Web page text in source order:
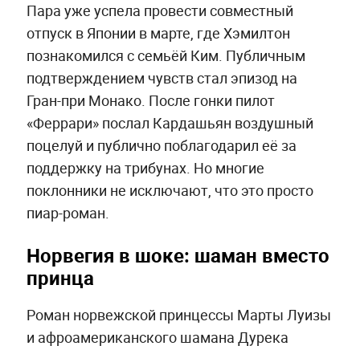
Пара уже успела провести совместный
отпуск в Японии в марте, где Хэмилтон
познакомился с семьёй Ким. Публичным
подтверждением чувств стал эпизод на
Гран-при Монако. После гонки пилот
«Феррари» послал Кардашьян воздушный
поцелуй и публично поблагодарил её за
поддержку на трибунах. Но многие
поклонники не исключают, что это просто
пиар-роман.
Норвегия в шоке: шаман вместо
принца
Роман норвежской принцессы Марты Луизы
и афроамериканского шамана Дурека